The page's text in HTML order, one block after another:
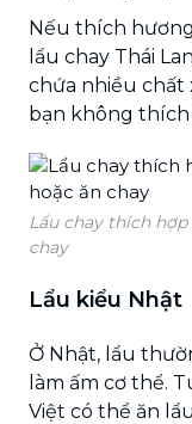
Nếu thích
lẩu chay Thái
chứa nhiều chất
bạn không thích
Lẩu chay thích
chay
Lẩu kiểu Nhật
Ở Nhật, lẩu
làm ấm cơ thể.
Việt có thể ăn